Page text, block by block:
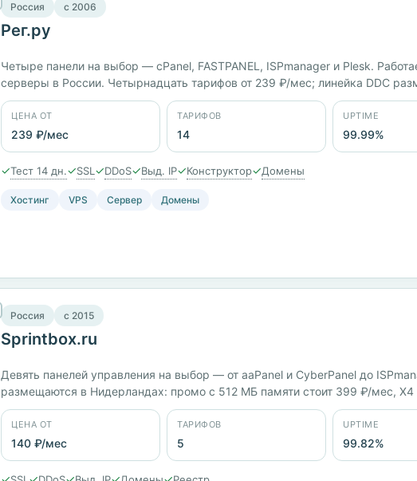
Россия c 2006
Рег.ру
Четыре панели на выбор — cPanel, FASTPANEL, ISPmanager и Plesk.
серверы в России. Четырнадцать тарифов от 239 ₽/мес; линейка DDC
стоят 977 ₽/мес, 16 ядер и 16 ГБ — 16 686 ₽/мес. Заявленный uptime
ЦЕНА ОТ
239 ₽/мес
ТАРИФОВ
14
UPTIME
99.99%
✓Тест 14 дн.✓SSL ✓DDoS✓Выд. IP✓Конструктор✓Домены
Хостинг VPS Сервер Домены
Россия c 2015
Sprintbox.ru
Девять панелей управления на выбор — от aaPanel и CyberPanel до
размещаются в Нидерландах: промо с 512 МБ памяти стоит 399 ₽/мес,
ядрами и 16 ГБ — 6999 ₽/мес. Юрлицо ООО «СПРИНТХОСТ.РУ»,
ЦЕНА ОТ
140 ₽/мес
ТАРИФОВ
5
UPTIME
99.82%